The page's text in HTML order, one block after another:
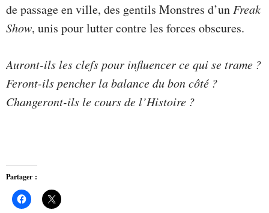
de passage en ville, des gentils Monstres d’un Freak
Show, unis pour lutter contre les forces obscures.
Auront-ils les clefs pour influencer ce qui se trame ?
Feront-ils pencher la balance du bon côté ?
Changeront-ils le cours de l’Histoire ?
Partager :